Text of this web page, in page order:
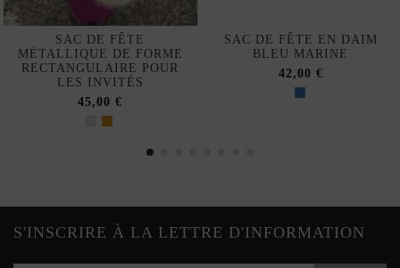
SAC DE FÊTE
MÉTALLIQUE DE FORME
RECTANGULAIRE POUR
LES INVITÉS
45,00 €
SAC DE FÊTE EN DAIM
BLEU MARINE
42,00 €
S'INSCRIRE À LA LETTRE D'INFORMATION